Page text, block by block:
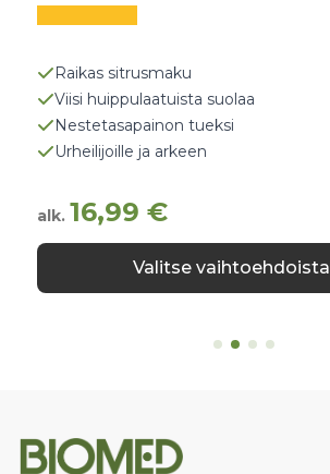
Raikas sitrusmaku
Viisi huippulaatuista suolaa
Nestetasapainon tueksi
Urheilijoille ja arkeen
alk. 16,99€
Valitse vaihtoehdoista
Tällä
on
sivulla.